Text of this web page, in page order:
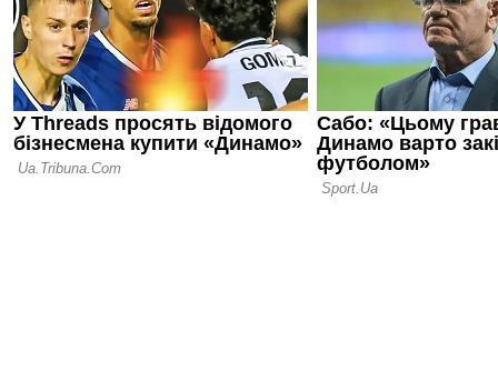
05.08.26 23:39
ФІФА
ідеї: чутки
ЧС-2030 у